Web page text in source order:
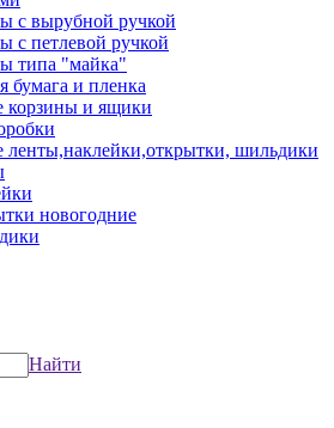
с вырубной ручкой
с петлевой ручкой
типа "майка"
бумага и пленка
корзины и ящики
ленты,наклейки,открытки, шильдики
новогодние
Найти